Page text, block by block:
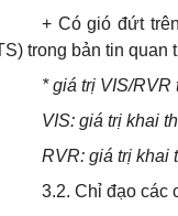
+ Có gió đứt
trong bản tin quan
* giá trị VIS/RVR
VIS: giá trị khai
RVR: giá trị khai
3.2. Chỉ đạo các